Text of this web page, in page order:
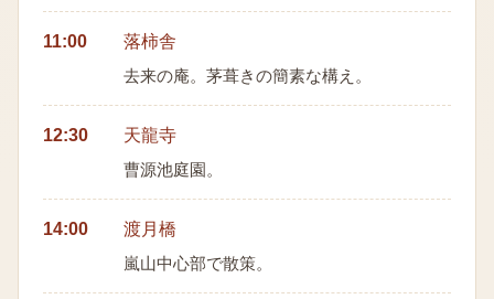
11:00 落柿舎
去来の庵。茅葺きの簡素な構え。
12:30 天龍寺
曹源池庭園。
14:00 渡月橋
嵐山中心部で散策。